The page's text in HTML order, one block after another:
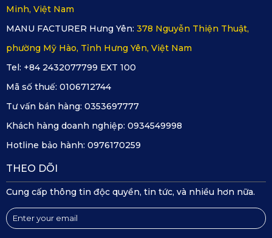
Cảm biến G-Sensor 3 phát hiện va chạm và tự động bảo vệ
video, giúp người dùng lưu lại bằng chứng chính xác khi
xảy ra sự cố.
Công nghệ Super Night Vision và BSI CMOS Image Sensor
giúp KD002 ghi hình rõ ràng ngay cả trong điều kiện thiếu
sáng.
khi vận hành.
2. Những lợi ích mà khách hàng
Minh, Việt Nam
MANU FACTURER Hưng Yên: 378 Nguyễn Thiện Thuật,
phường Mỹ Hào, Tỉnh Hưng Yên, Việt Nam
Tel: +84 2432077799 EXT 100
Mã số thuế: 0106712744
Tư vấn bán hàng: 0353697777
Khách hàng doanh nghiệp: 0934549998
Hotline bảo hành: 0976170259
THEO DÕI
Cung cấp thông tin độc quyền, tin tức, và nhiều hơn nữa.